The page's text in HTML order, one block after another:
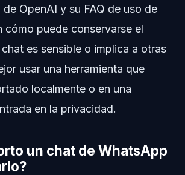
OpenAI y su FAQ de uso de
cómo puede conservarse el
es sensible o implica a otras
usar una herramienta que
localmente o en una
en la privacidad.
un chat de WhatsApp